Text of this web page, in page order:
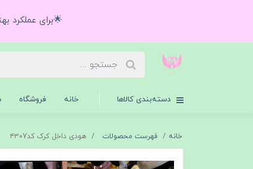
🌟برای عملکرد
دسته‌بندی کالاها خانه فروشگاه
خانه فهرست محصولات هودی داخل کرک کد۴۳۰7